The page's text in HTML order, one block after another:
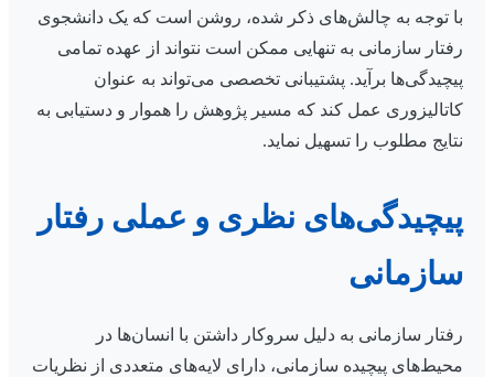
با توجه به چالش‌های ذکر شده، روشن است که یک دانشجوی
رفتار سازمانی به تنهایی ممکن است نتواند از عهده تمامی
پیچیدگی‌ها برآید. پشتیبانی تخصصی می‌تواند به عنوان
کاتالیزوری عمل کند که مسیر پژوهش را هموار و دستیابی به
نتایج مطلوب را تسهیل نماید.
پیچیدگی‌های نظری و عملی رفتار
سازمانی
رفتار سازمانی به دلیل سروکار داشتن با انسان‌ها در
محیط‌های پیچیده سازمانی، دارای لایه‌های متعددی از نظریات